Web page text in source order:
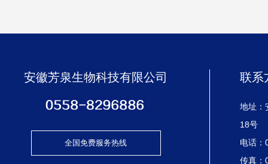
安徽芳泉生物科技有限公司
全国免费服务热线
联系
地址：
18号
电话：
传真：